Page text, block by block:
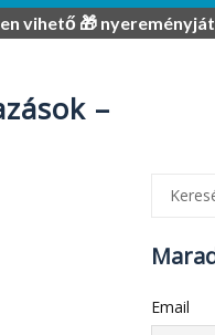
vihető 🎁
–
Email